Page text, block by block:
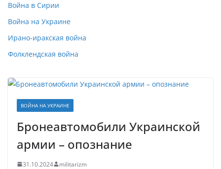
Война в Сирии
Война на Украине
Ирано-иракская война
Фолклендская война
ВОЙНА НА УКРАИНЕ
Бронеавтомобили Украинской
армии – опознание
31.10.2024 militarizm